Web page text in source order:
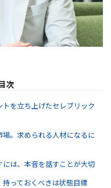
次
を立ち上げたセレブリック
。求められる人材になるに
は、本音を話すことが大切
っておくべきは状態目標